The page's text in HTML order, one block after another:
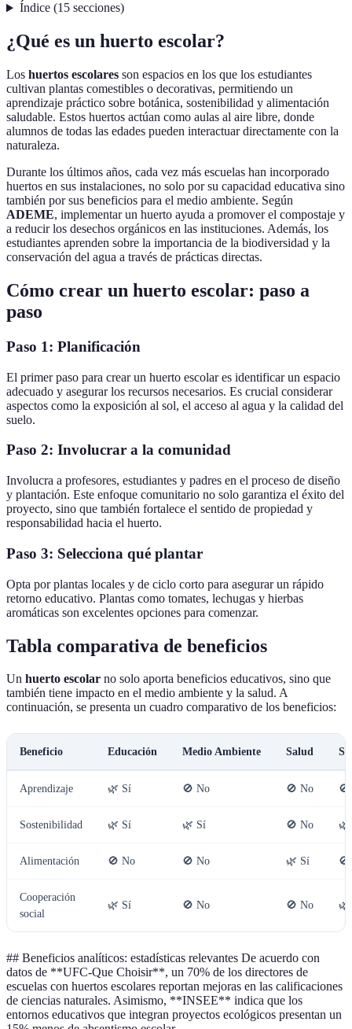
Índice(15 secciones)
¿Qué es un huerto escolar?
Los huertos escolares son espacios en los que los estudiantes
cultivan plantas comestibles o decorativas, permitiendo un
aprendizaje práctico sobre botánica, sostenibilidad y alimentación
saludable. Estos huertos actúan como aulas al aire libre, donde
alumnos de todas las edades pueden interactuar directamente con la
naturaleza.
Durante los últimos años, cada vez más escuelas han incorporado
huertos en sus instalaciones, no solo por su capacidad educativa sino
también por sus beneficios para el medio ambiente. Según
ADEME, implementar un huerto ayuda a promover el compostaje y
a reducir los desechos orgánicos en las instituciones. Además, los
estudiantes aprenden sobre la importancia de la biodiversidad y la
conservación del agua a través de prácticas directas.
Cómo crear un huerto escolar: paso a
paso
Paso 1: Planificación
El primer paso para crear un huerto escolar es identificar un espacio
adecuado y asegurar los recursos necesarios. Es crucial considerar
aspectos como la exposición al sol, el acceso al agua y la calidad del
suelo.
Paso 2: Involucrar a la comunidad
Involucra a profesores, estudiantes y padres en el proceso de diseño
y plantación. Este enfoque comunitario no solo garantiza el éxito del
proyecto, sino que también fortalece el sentido de propiedad y
responsabilidad hacia el huerto.
Paso 3: Selecciona qué plantar
Opta por plantas locales y de ciclo corto para asegurar un rápido
retorno educativo. Plantas como tomates, lechugas y hierbas
aromáticas son excelentes opciones para comenzar.
Tabla comparativa de beneficios
Un huerto escolar no solo aporta beneficios educativos, sino que
también tiene impacto en el medio ambiente y la salud. A
continuación, se presenta un cuadro comparativo de los beneficios:
Beneficio Educación Medio Ambiente Salud
Aprendizaje 🌿 Sí 🚫 No 🚫 No 🚫
Sostenibilidad 🌿 Sí 🌿 Sí 🚫 No 🌿
Alimentación 🚫 No 🚫 No 🌿 Sí 🚫
Cooperación
social
🌿 Sí 🚫 No 🚫 No 🌿
## Beneficios analíticos: estadísticas relevantes De acuerdo con
datos de **UFC-Que Choisir**, un 70% de los directores de
escuelas con huertos escolares reportan mejoras en las calificaciones
de ciencias naturales. Asimismo, **INSEE** indica que los
entornos educativos que integran proyectos ecológicos presentan un